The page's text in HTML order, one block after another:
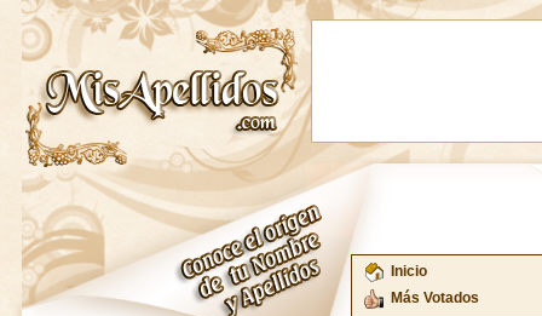
Inicio
Más Votados